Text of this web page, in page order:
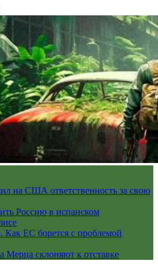
на США ответственность за свою
Россию в испанском
ЕС борется с проблемой
Мерца склоняют к отставке